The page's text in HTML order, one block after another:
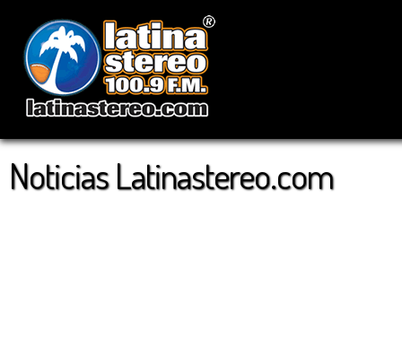
Noticias Latinastereo.com